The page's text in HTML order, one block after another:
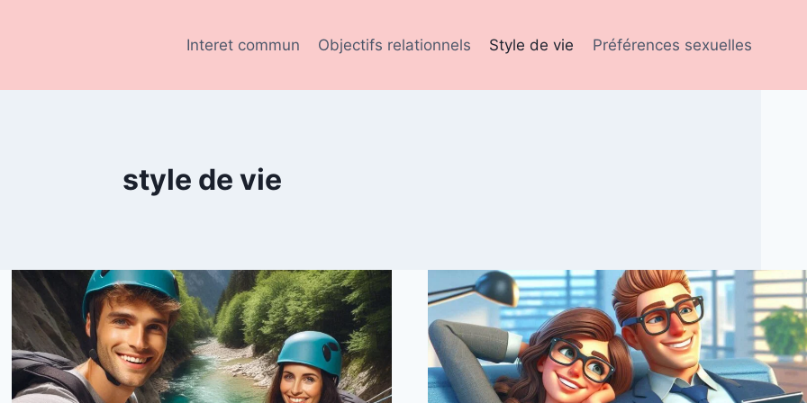
Interet commun Objectifs relationnels Style de vie Préférences sexuelles
style de vie